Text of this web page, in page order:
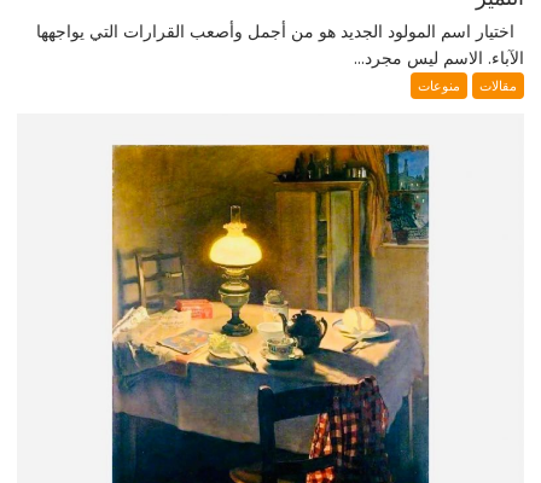
اختيار اسم المولود الجديد هو من أجمل وأصعب القرارات التي يواجهها
الآباء. الاسم ليس مجرد...
مقالات منوعات